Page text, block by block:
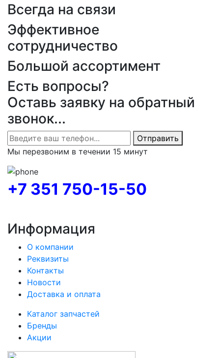
Всегда на связи
Эффективное
сотрудничество
Большой ассортимент
Есть вопросы?
Оставь заявку на обратный
звонок...
Отправить
Мы перезвоним в течении 15 минут
+7 351 750-15-50
Информация
О компании
Реквизиты
Контакты
Новости
Доставка и оплата
Каталог запчастей
Бренды
Акции